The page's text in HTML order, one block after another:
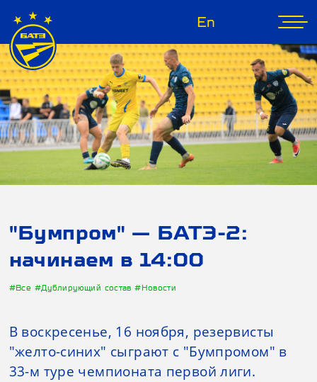
En
"Бумпром" — БАТЭ-2:
начинаем в 14:00
#Все #Дублирующий состав#Новости
В воскресенье, 16 ноября, резервисты
"желто-синих" сыграют с "Бумпромом" в
33-м туре чемпионата первой лиги.